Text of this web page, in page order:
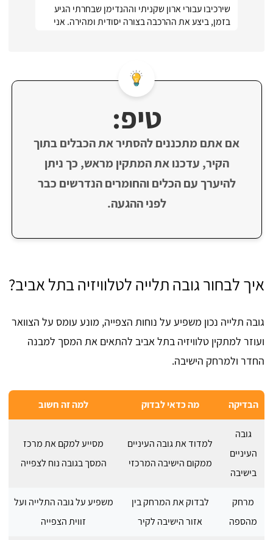
שירכיבו עבורי ארון שקניתי וההנדימן שבחרתי הגיע
בזמן, ביצע את ההרכבה בצורה יסודית ומהירה. אני
טיפ:
אם אתם מתכננים להסתיר את הכבלים בתוך
הקיר, עדכנו את המתקין מראש, כך ניתן
להיערך עם הכלים והחומרים הנדרשים כבר
לפני ההגעה.
איך לבחור גובה תלייה לטלוויזיה בתל אביב?
גובה תלייה נכון משפיע על נוחות הצפייה, מונע עומס על הצוואר
ועוזר למתקין טלוויזיה בתל אביב להתאים את המסך למבנה
החדר ולמרחק הישיבה.
הבדיקה מה כדאי לבדוק למה זה חשוב
גובה
העיניים
בישיבה
למדוד את גובה העיניים
ממקום הישיבה המרכזי
מסייע למקם את מרכז
המסך בגובה נוח לצפייה
מרחק
מהספה
לבדוק את המרחק בין
אזור הישיבה לקיר
משפיע על גובה התלייה ועל
זווית הצפייה